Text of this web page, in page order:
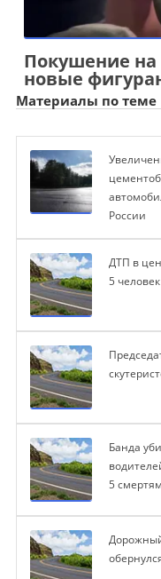
Покушение
новые
Материалы по теме
России
ДТП в
5 человек
Банда
5 смертям